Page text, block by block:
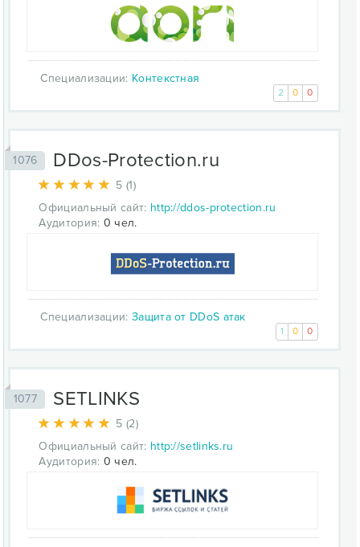
Специализации: Контекстная
2 0 0
1076 DDos-Protection.ru
5 (1)
Официальный сайт: http://ddos-protection.ru
Аудитория: 0 чел.
Специализации: Защита от DDoS атак
1 0 0
1077 SETLINKS
5 (2)
Официальный сайт: http://setlinks.ru
Аудитория: 0 чел.